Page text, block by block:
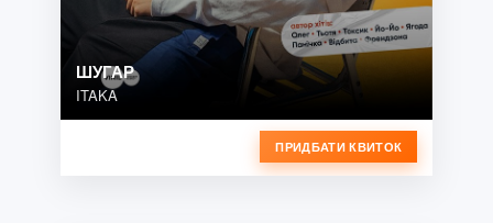
ШУГАР
ITAKA
ПРИДБАТИ КВИТОК